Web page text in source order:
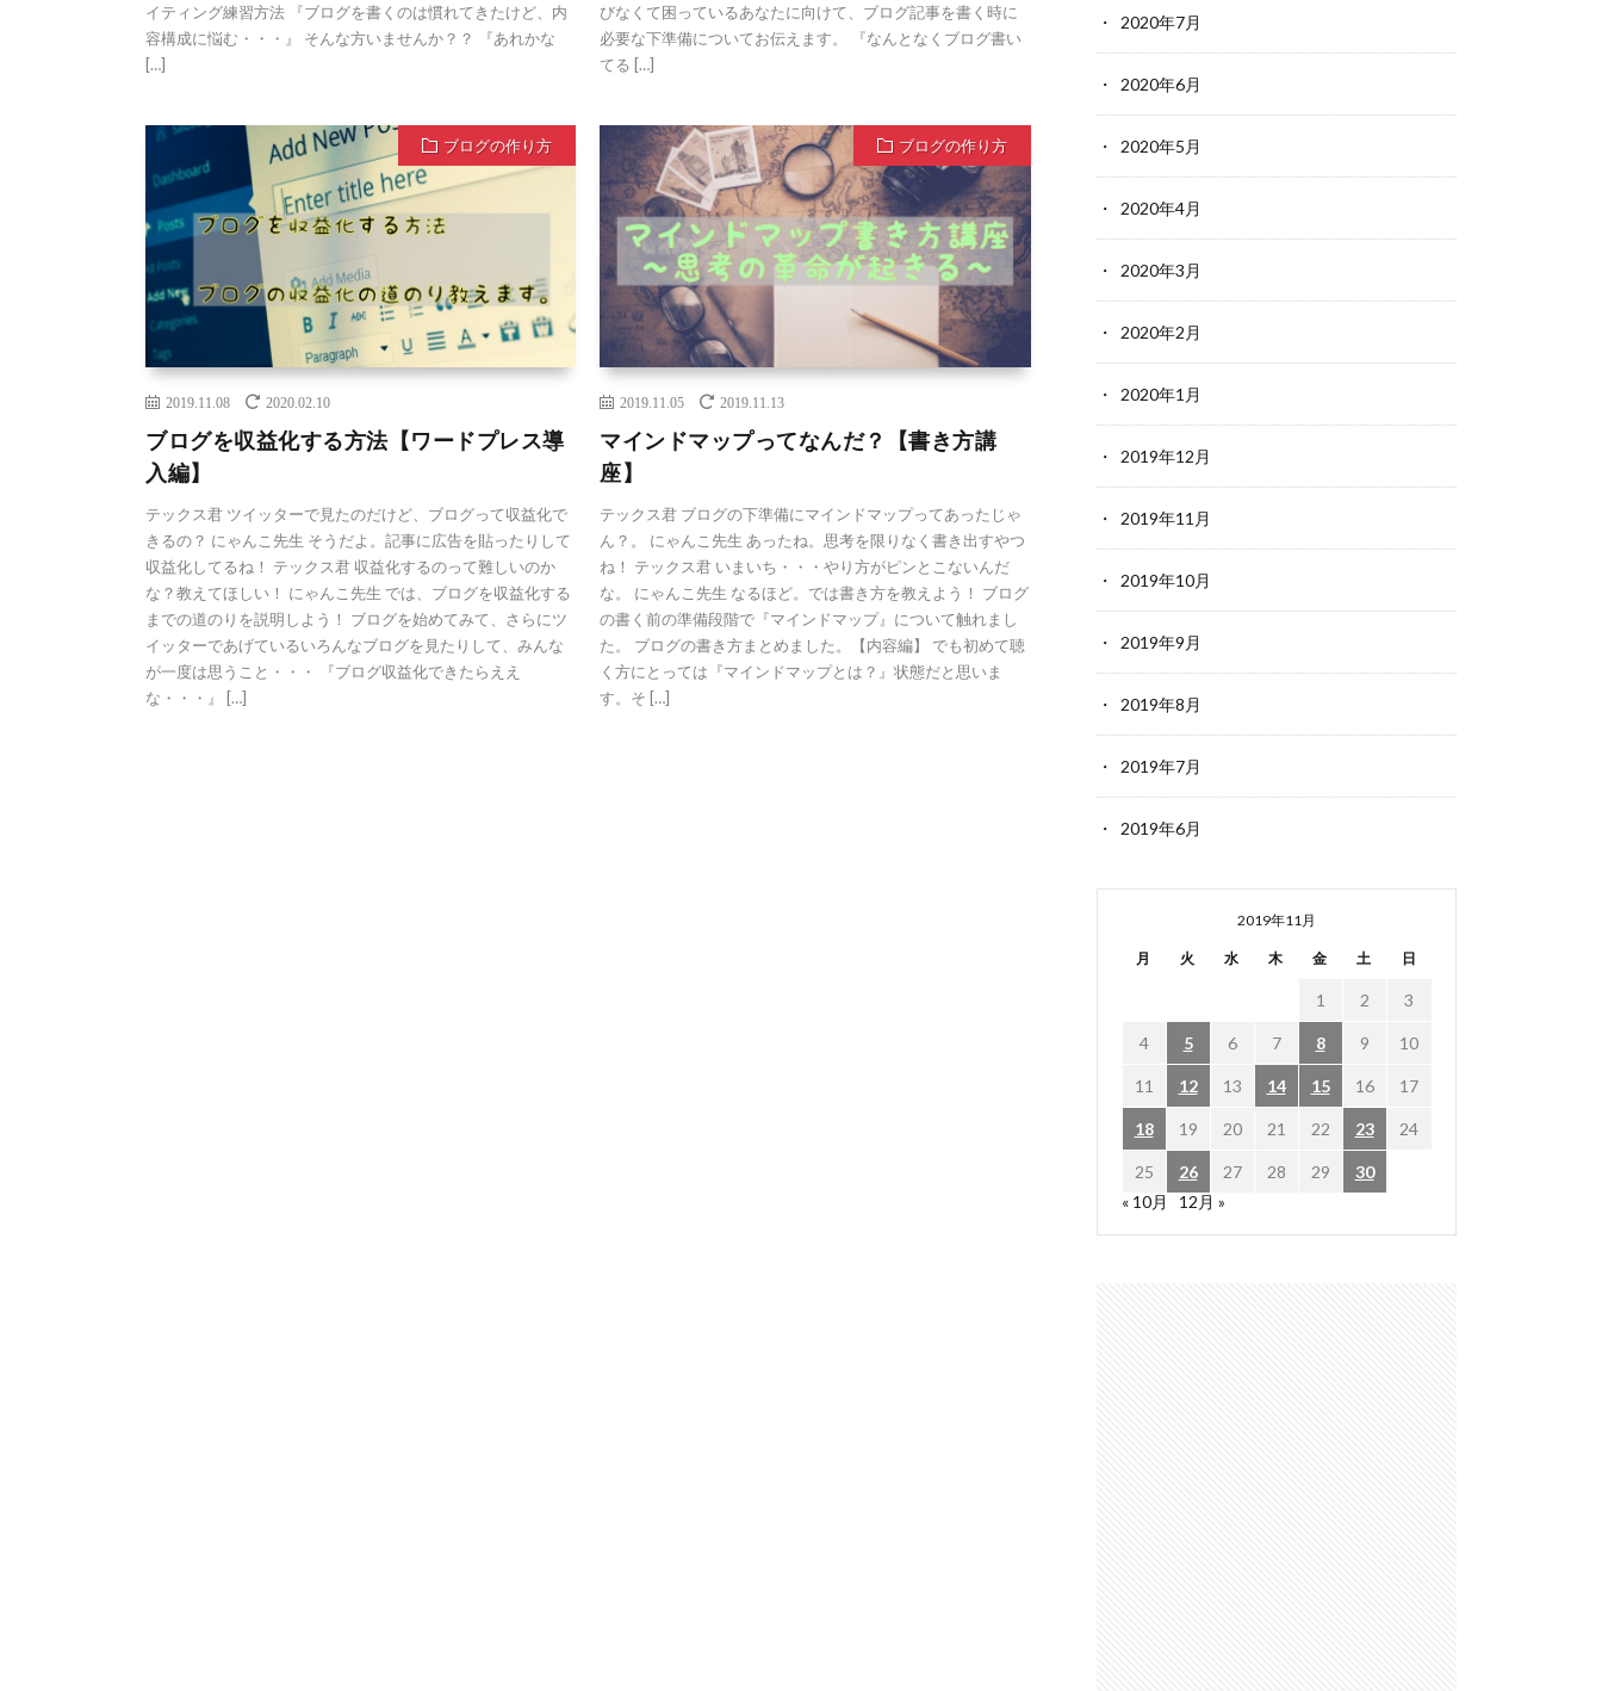
イティング練習方法 『ブログを書くのは慣れてきたけど、内
容構成に悩む・・・』 そんな方いませんか？？ 『あれかな
[…]
びなくて困っているあなたに向けて、ブログ記事を書く時に
必要な下準備についてお伝えます。 『なんとなくブログ書い
てる […]
ブログの作り方
2019.11.08 2020.02.10
ブログを収益化する方法【ワードプレス導
入編】
テックス君 ツイッターで見たのだけど、ブログって収益化で
きるの？ にゃんこ先生 そうだよ。記事に広告を貼ったりして
収益化してるね！ テックス君 収益化するのって難しいのか
な？教えてほしい！ にゃんこ先生 では、ブログを収益化する
までの道のりを説明しよう！ ブログを始めてみて、さらにツ
イッターであげているいろんなブログを見たりして、みんな
が一度は思うこと・・・ 『ブログ収益化できたらええ
な・・・』 […]
ブログの作り方
2019.11.05 2019.11.13
マインドマップってなんだ？【書き方講
座】
テックス君 ブログの下準備にマインドマップってあったじゃ
ん？。 にゃんこ先生 あったね。思考を限りなく書き出すやつ
ね！ テックス君 いまいち・・・やり方がピンとこないんだ
な。 にゃんこ先生 なるほど。では書き方を教えよう！ ブログ
の書く前の準備段階で『マインドマップ』について触れまし
た。 ブログの書き方まとめました。【内容編】 でも初めて聴
く方にとっては『マインドマップとは？』状態だと思いま
す。そ […]
2020年7月
2020年6月
2020年5月
2020年4月
2020年3月
2020年2月
2020年1月
2019年12月
2019年11月
2019年10月
2019年9月
2019年8月
2019年7月
2019年6月
2019年11月
月 火 水 木 金 土 日
1 2 3
4 5 6 7 8 9 10
11 12 13 14 15 16 17
18 19 20 21 22 23 24
25 26 27 28 29
30
« 10月
12月 »